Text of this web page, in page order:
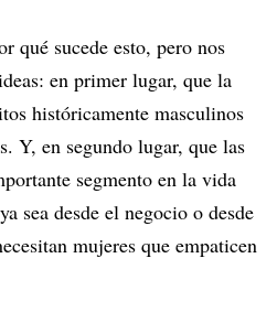
qué sucede esto, pero nos
en primer lugar, que la
históricamente masculinos
Y, en segundo lugar, que las
segmento en la vida
sea desde el negocio o desde
mujeres que empaticen